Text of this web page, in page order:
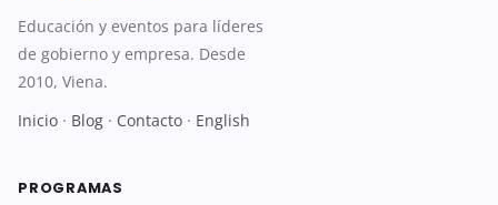
Educación y eventos para líderes
de gobierno y empresa. Desde
2010, Viena.
Inicio · Blog · Contacto · English
PROGRAMAS